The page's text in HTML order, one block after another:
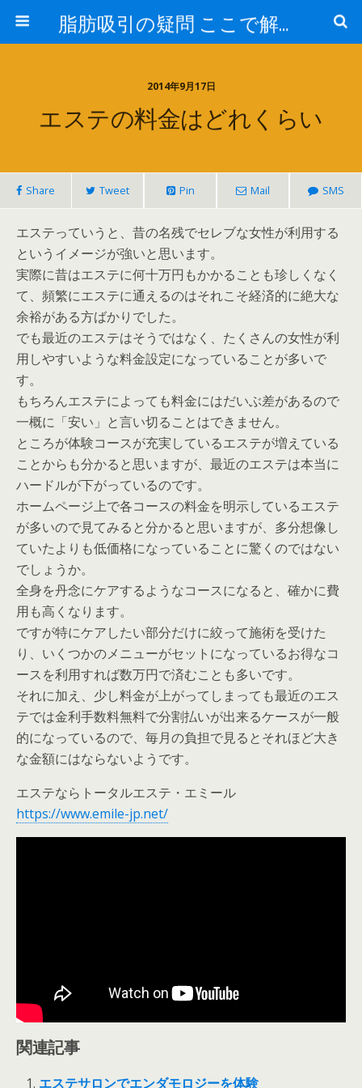
脂肪吸引の疑問 ここで解消！
2014年9月17日
エステの料金はどれくらい
Share Tweet Pin Mail SMS
エステっていうと、昔の名残でセレブな女性が利用する
というイメージが強いと思います。
実際に昔はエステに何十万円もかかることも珍しくなく
て、頻繁にエステに通えるのはそれこそ経済的に絶大な
余裕がある方ばかりでした。
でも最近のエステはそうではなく、たくさんの女性が利
用しやすいような料金設定になっていることが多いで
す。
もちろんエステによっても料金にはだいぶ差があるので
一概に「安い」と言い切ることはできません。
ところが体験コースが充実しているエステが増えている
ことからも分かると思いますが、最近のエステは本当に
ハードルが下がっているのです。
ホームページ上で各コースの料金を明示しているエステ
が多いので見てみると分かると思いますが、多分想像し
ていたよりも低価格になっていることに驚くのではない
でしょうか。
全身を丹念にケアするようなコースになると、確かに費
用も高くなります。
ですが特にケアしたい部分だけに絞って施術を受けた
り、いくつかのメニューがセットになっているお得なコ
ースを利用すれば数万円で済むことも多いです。
それに加え、少し料金が上がってしまっても最近のエス
テでは金利手数料無料で分割払いが出来るケースが一般
的になっているので、毎月の負担で見るとそれほど大き
な金額にはならないようです。
エステならトータルエステ・エミール
https://www.emile-jp.net/
関連記事
エステサロンでエンダモロジーを体験